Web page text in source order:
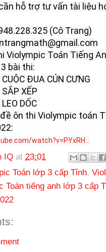
hỗ trợ tư vấn tài liệu
(Cô Trang)
Violympic Toán Tiếng
bài thi:
ĐUA CÚN CƯNG
XẾP
DỐC
ôn thi Violympic toán
watch?v=PYxRH...
IQ at 23:01
Toán lớp 3 cấp Tỉnh,
Toán tiếng anh lớp 3 cấp